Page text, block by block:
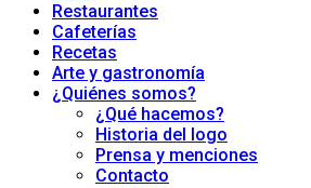
Restaurantes
Cafeterías
Recetas
Arte y gastronomía
¿Quiénes somos?
¿Qué hacemos?
Historia del logo
Prensa y menciones
Contacto